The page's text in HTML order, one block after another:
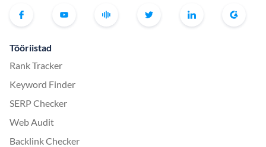
Tööriistad
Rank Tracker
Keyword Finder
SERP Checker
Web Audit
Backlink Checker